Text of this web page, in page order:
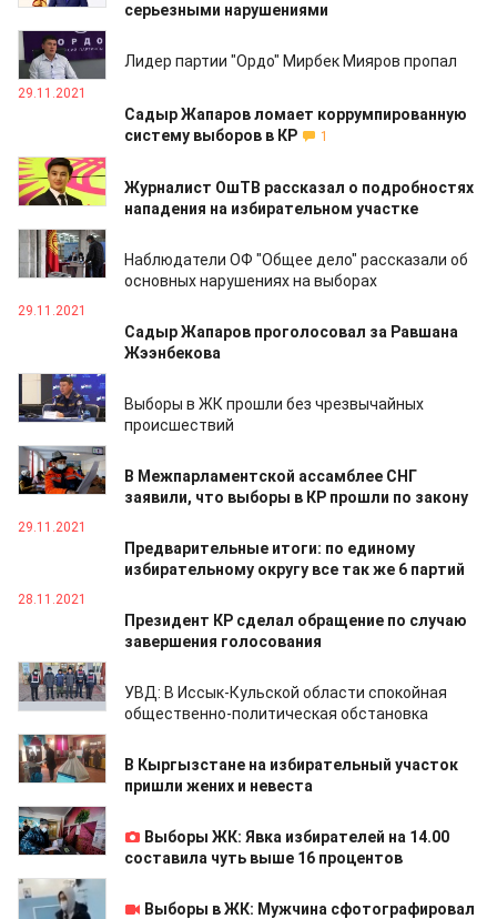
серьезными нарушениями
29.11.2021
Лидер партии "Ордо" Мирбек Мияров пропал
29.11.2021
Садыр Жапаров ломает коррумпированную
систему выборов в КР
1
29.11.2021
Журналист ОшТВ рассказал о подробностях
нападения на избирательном участке
29.11.2021
Наблюдатели ОФ "Общее дело" рассказали об
основных нарушениях на выборах
29.11.2021
Садыр Жапаров проголосовал за Равшана
Жээнбекова
29.11.2021
Выборы в ЖК прошли без чрезвычайных
происшествий
29.11.2021
В Межпарламентской ассамблее СНГ
заявили, что выборы в КР прошли по закону
29.11.2021
Предварительные итоги: по единому
избирательному округу все так же 6 партий
28.11.2021
Президент КР сделал обращение по случаю
завершения голосования
28.11.2021
УВД: В Иссык-Кульской области спокойная
общественно-политическая обстановка
28.11.2021
В Кыргызстане на избирательный участок
пришли жених и невеста
28.11.2021
Выборы ЖК: Явка избирателей на 14.00
составила чуть выше 16 процентов
28.11.2021
Выборы в ЖК: Мужчина сфотографировал